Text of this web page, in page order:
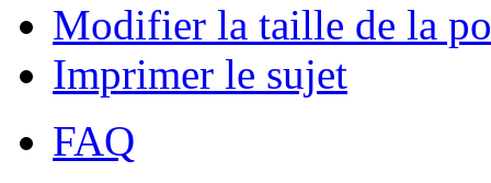
Modifier la taille de la
Imprimer le sujet
FAQ